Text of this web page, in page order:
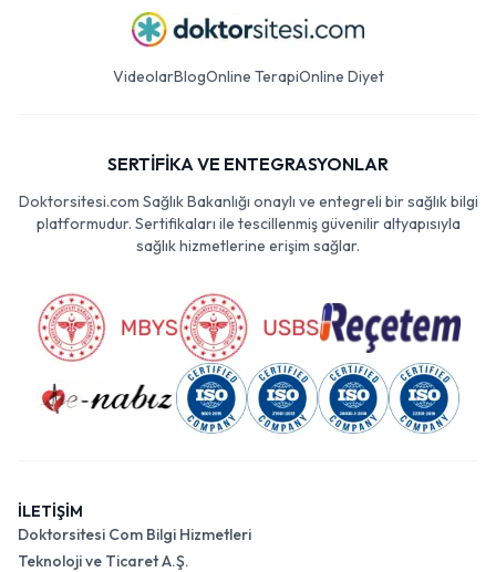
VideolarBlogOnline TerapiOnline Diyet
SERTİFİKA VE ENTEGRASYONLAR
Doktorsitesi.com Sağlık Bakanlığı onaylı ve entegreli bir sağlık bilgi
platformudur. Sertifikaları ile tescillenmiş güvenilir altyapısıyla
sağlık hizmetlerine erişim sağlar.
İLETİŞİM
Doktorsitesi Com Bilgi Hizmetleri
Teknoloji ve Ticaret A.Ş.